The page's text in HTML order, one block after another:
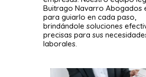
Buitrago Navarro Abogados
para guiarlo en cada paso,
brindándole soluciones
precisas para sus
laborales.